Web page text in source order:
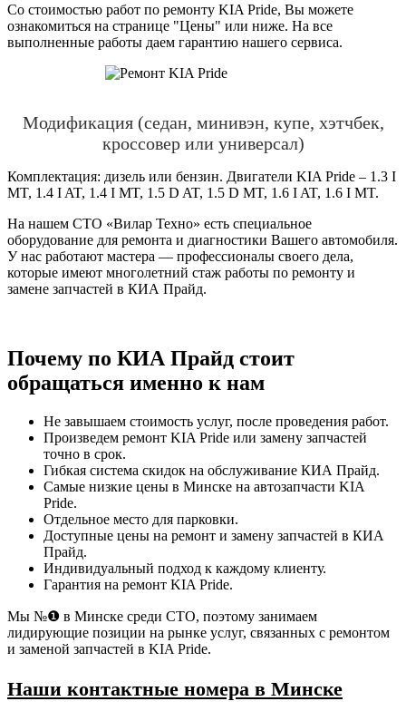
Со стоимостью работ по ремонту KIA Pride, Вы можете
ознакомиться на странице "Цены" или ниже. На все
выполненные работы даем гарантию нашего сервиса.
Модификация (седан, минивэн, купе, хэтчбек,
кроссовер или универсал)
Комплектация: дизель или бензин. Двигатели KIA Pride – 1.3 I
MT, 1.4 I AT, 1.4 I MT, 1.5 D AT, 1.5 D MT, 1.6 I AT, 1.6 I MT.
На нашем СТО «Вилар Техно» есть специальное
оборудование для ремонта и диагностики Вашего автомобиля.
У нас работают мастера — профессионалы своего дела,
которые имеют многолетний стаж работы по ремонту и
замене запчастей в КИА Прайд.
Почему по КИА Прайд стоит
обращаться именно к нам
Не завышаем стоимость услуг, после проведения работ.
Произведем ремонт KIA Pride или замену запчастей
точно в срок.
Гибкая система скидок на обслуживание КИА Прайд.
Самые низкие цены в Минске на автозапчасти KIA
Pride.
Отдельное место для парковки.
Доступные цены на ремонт и замену запчастей в КИА
Прайд.
Индивидуальный подход к каждому клиенту.
Гарантия на ремонт KIA Pride.
Мы №❶ в Минске среди СТО, поэтому занимаем
лидирующие позиции на рынке услуг, связанных с ремонтом
и заменой запчастей в KIA Pride.
Наши контактные номера в Минске